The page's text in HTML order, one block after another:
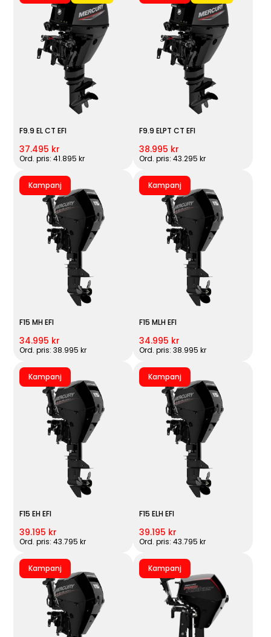
F9.9 EL CT EFI
37.495 kr
Ord. pris: 41.895 kr
F9.9 ELPT CT EFI
38.995 kr
Ord. pris: 43.295 kr
Kampanj
F15 MH EFI
34.995 kr
Ord. pris: 38.995 kr
Kampanj
F15 MLH EFI
34.995 kr
Ord. pris: 38.995 kr
Kampanj
F15 EH EFI
39.195 kr
Ord. pris: 43.795 kr
Kampanj
F15 ELH EFI
39.195 kr
Ord. pris: 43.795 kr
Kampanj Kampanj